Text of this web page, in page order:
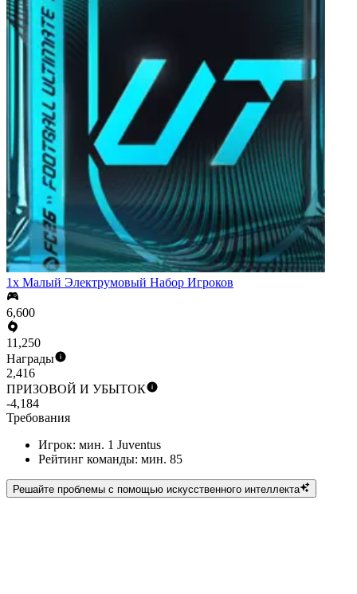
1x Малый Электрумовый Набор Игроков
6,600
11,250
Награды
2,416
ПРИЗОВОЙ И УБЫТОК
-4,184
Требования
Игрок: мин. 1 Juventus
Рейтинг команды: мин. 85
Решайте проблемы с помощью искусственного интеллекта